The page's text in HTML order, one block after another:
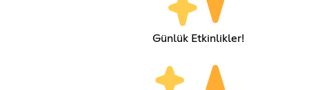
Günlük Etkinlikler!